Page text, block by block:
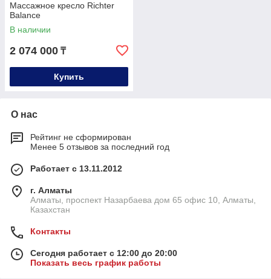
Массажное кресло Richter
Balance
В наличии
2 074 000 ₸
Купить
О нас
Рейтинг не сформирован
Менее 5 отзывов за последний год
Работает с 13.11.2012
г. Алматы
Алматы, проспект Назарбаева дом 65 офис 10, Алматы,
Казахстан
Контакты
Сегодня работает с 12:00 до 20:00
Показать весь график работы